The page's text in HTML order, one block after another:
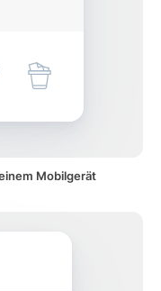
Mobilgerät